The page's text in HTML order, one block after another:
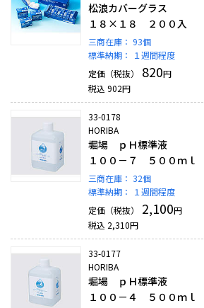
松浪カバーグラス
１８×１８ ２００入
三商在庫： 93個
標準納期：
１週間程度
定価（税抜）
820円
税込 902円
33-0178
HORIBA
堀場 ｐＨ標準液
１００－７ ５００ｍｌ
三商在庫： 32個
標準納期：
１週間程度
定価（税抜）
2,100円
税込 2,310円
33-0177
HORIBA
堀場 ｐＨ標準液
１００－４ ５００ｍｌ